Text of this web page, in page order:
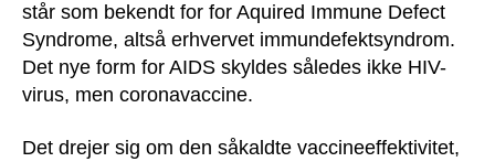
står som bekendt for for Aquired Immune Defect
Syndrome, altså erhvervet immundefektsyndrom.
Det nye form for AIDS skyldes således ikke HIV-
virus, men coronavaccine.
Det drejer sig om den såkaldte vaccineeffektivitet,